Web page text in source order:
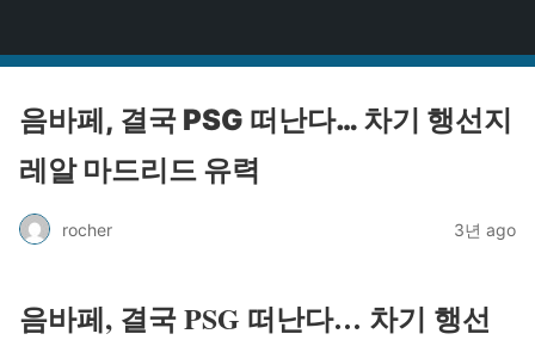
음바페, 결국 PSG 떠난다… 차기 행선지
레알 마드리드 유력
rocher 3년 ago
음바페, 결국 PSG 떠난다… 차기 행선